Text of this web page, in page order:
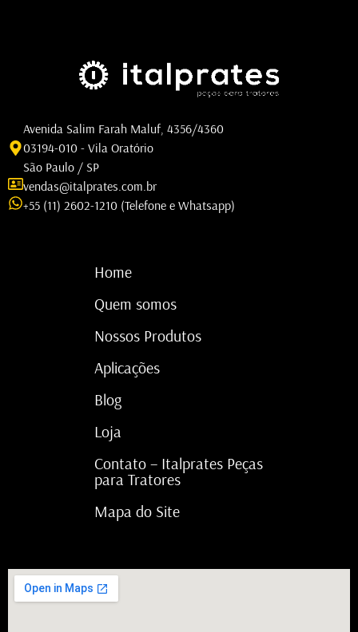
Avenida Salim Farah Maluf, 4356/4360
03194-010 - Vila Oratório
São Paulo / SP
vendas@italprates.com.br
+55 (11) 2602-1210 (Telefone e Whatsapp)
Home
Quem somos
Nossos Produtos
Aplicações
Blog
Loja
Contato – Italprates Peças
para Tratores
Mapa do Site